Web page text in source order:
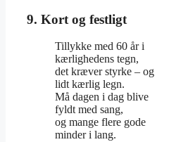
9. Kort og festligt
Tillykke med 60 år i
kærlighedens tegn,
det kræver styrke – og
lidt kærlig legn.
Må dagen i dag blive
fyldt med sang,
og mange flere gode
minder i lang.